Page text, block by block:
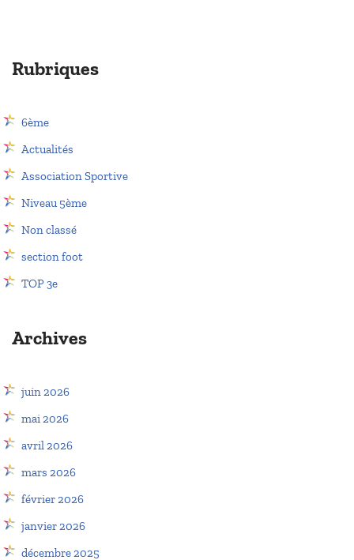
Rubriques
6ème
Actualités
Association Sportive
Niveau 5ème
Non classé
section foot
TOP 3e
Archives
juin 2026
mai 2026
avril 2026
mars 2026
février 2026
janvier 2026
décembre 2025